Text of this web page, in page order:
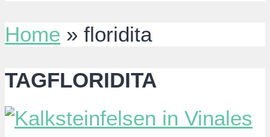
Home » floridita
TAGFLORIDITA